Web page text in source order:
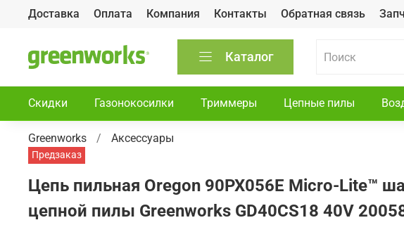
Доставка Оплата Компания Контакты Обратная связь
Каталог
Скидки Газонокосилки Триммеры Цепные пилы
Greenworks Аксессуары
Предзаказ
Цепь пильная Oregon 90PX056E Micro-Lite™
цепной пилы Greenworks GD40CS18 40V